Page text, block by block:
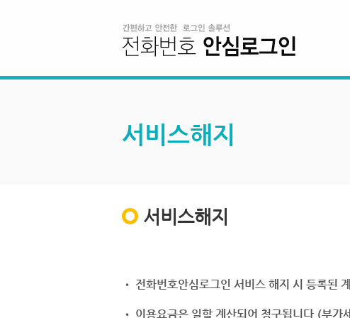
서비스해지
서비스해지
• 전화번호안심로그인 서비스 해지 시 등록된
• 이용요금은 일할 계산되어 청구됩니다.(부